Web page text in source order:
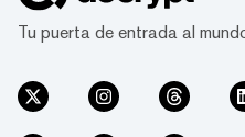
Tu puerta de entrada al